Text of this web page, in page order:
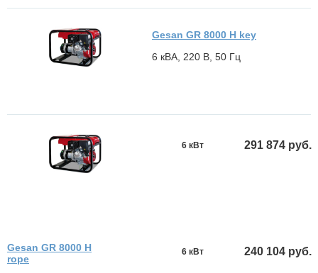
Gesan GR 8000 H key
6 кВА, 220 В, 50 Гц
291 874 руб.
6 кВт
Gesan GR 8000 H
rope
240 104 руб.
6 кВт